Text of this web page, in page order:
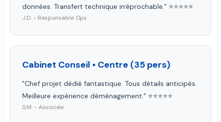
données. Transfert technique irréprochable." ⭐⭐⭐⭐⭐
J.D. - Responsable Ops
Cabinet Conseil • Centre (35 pers)
"Chef projet dédié fantastique. Tous détails anticipés.
Meilleure expérience déménagement." ⭐⭐⭐⭐⭐
S.M. - Associée